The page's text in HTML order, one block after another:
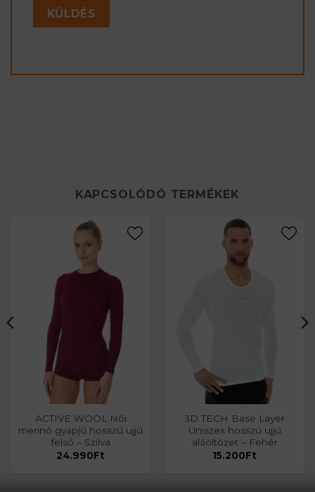
KAPCSOLÓDÓ TERMÉKEK
ACTIVE WOOL Női
merinó gyapjú hosszú ujjú
felső – Szilva
24.990Ft
3D TECH Base Layer
Uniszex hosszú ujjú
aláöltözet – Fehér
15.200Ft